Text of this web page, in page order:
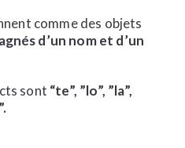
comme des objets
d’un nom et d’un
sont “te”, ”lo”, ”la”,